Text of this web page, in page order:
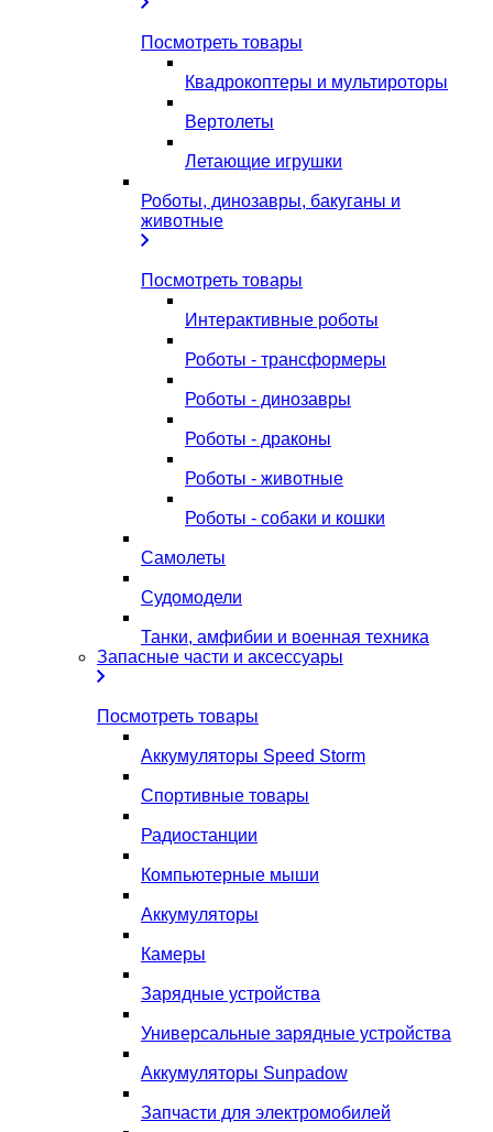
Посмотреть товары
Квадрокоптеры и мультироторы
Вертолеты
Летающие игрушки
Роботы, динозавры, бакуганы и
животные
Посмотреть товары
Интерактивные роботы
Роботы - трансформеры
Роботы - динозавры
Роботы - драконы
Роботы - животные
Роботы - собаки и кошки
Самолеты
Судомодели
Танки, амфибии и военная техника
Запасные части и аксессуары
Посмотреть товары
Аккумуляторы Speed Storm
Спортивные товары
Радиостанции
Компьютерные мыши
Аккумуляторы
Камеры
Зарядные устройства
Универсальные зарядные устройства
Аккумуляторы Sunpadow
Запчасти для электромобилей